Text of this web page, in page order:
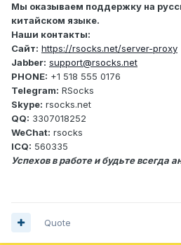
Мы оказываем поддержку на
китайском языке.
Наши контакты:
Сайт: https://rsocks.net/server-proxy
Jabber: support@rsocks.net
PHONE: +1 518 555 0176
Telegram: RSocks
Skype: rsocks.net
QQ: 3307018252
WeChat: rsocks
ICQ: 560335
Успехов в работе и будьте всегда
Quote